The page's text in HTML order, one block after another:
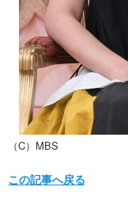
（C）MBS
この記事へ戻る